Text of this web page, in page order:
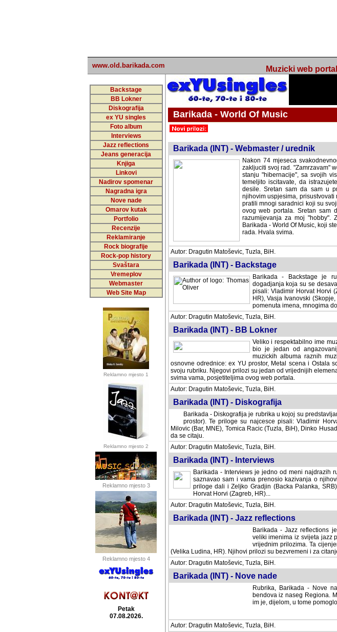
www.old.barikada.com Muzicki web
Backstage
BB Lokner
Diskografija
ex YU singles
Foto album
Interviews
Jazz reflections
Jeans generacija
Knjiga
Linkovi
Nadirov spomenar
Nagradna igra
Nove nade
Omarov kutak
Portfolio
Recenzije
Reklamiranje
Rock biografije
Rock-pop history
Svaštara
Vremeplov
Webmaster
Web Site Map
Reklamno mjesto 1
Reklamno mjesto 2
Reklamno mjesto 3
Reklamno mjesto 4
Petak
07.08.2026.
Barikada - World Of Music
Barikada (INT) - Webmaster / urednik
Nakon 74 mjeseca
zakljuciti svoj rad. "Zamrzavam"
stanju "hibernacije", sa svojih
temeljito iscitavate, da istrazujete
Sretan sam da sam u
uspjesima, prisustvovati raznim
mnogi saradnici koji su svojim
web portala. Sretan sam da
razumijevanja za moj "hobby".
Barikada - World Of Music, koji
rada. Hvala svima.
Autor: Dragutin Matoševic, Tuzla, BiH.
Barikada (INT) - Backstage
Barikada - Backstage je
dogadjanja koja su se
pisali: Vladimir Horvat Horvi
HR), Vasja Ivanovski
pomenuta imena, mnogima
Autor: Dragutin Matoševic, Tuzla, BiH.
Barikada (INT) - BB Lokner
Veliko i respektabilno ime
bio je jedan od angazovanijih
albuma raznih muzickih
odrednice: ex YU prostor, Metal scena i Ostala scena.
Njegovi prilozi su jedan od vrijednijih elemenata ovog
posjetiteljima ovog web portala.
Autor: Dragutin Matoševic, Tuzla, BiH.
Barikada (INT) - Diskografija
Barikada - Diskografija je rubrika u kojoj su
prostor). Te priloge su najcesce pisali: Vladimir Horvat
(Bar, MNE), Tomica Racic (Tuzla, BiH), Dinko Husadzic
citaju.
Autor: Dragutin Matoševic, Tuzla, BiH.
Barikada (INT) - Interviews
Barikada - Interviews je jedno od meni najdrazih
saznavao sam i vama prenosio kazivanja o
priloge dali i Zeljko Gradjin (Backa Palanka,
Horvat Horvi (Zagreb, HR)...
Autor: Dragutin Matoševic, Tuzla, BiH.
Barikada (INT) - Jazz reflections
Barikada - Jazz reflections je
imenima iz svijeta jazz
vrijednim prilozima. Ta
(Velika Ludina, HR). Njihovi prilozi su bezvremeni i za
Autor: Dragutin Matoševic, Tuzla, BiH.
Barikada (INT) - Nove nade
Rubrika, Barikada - Nove
bendova iz naseg Regiona.
je, dijelom, u tome pomoglo i
Autor: Dragutin Matoševic, Tuzla, BiH.